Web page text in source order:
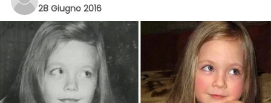
28 Giugno 2016